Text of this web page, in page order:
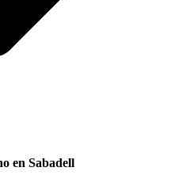
en Sabadell